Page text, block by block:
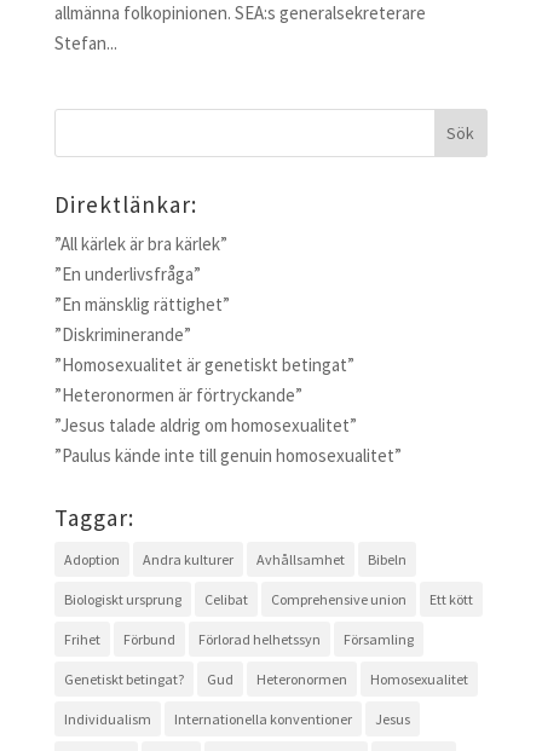
allmänna folkopinionen. SEA:s generalsekreterare
Stefan...
Direktlänkar:
”All kärlek är bra kärlek”
”En underlivsfråga”
”En mänsklig rättighet”
”Diskriminerande”
”Homosexualitet är genetiskt betingat”
”Heteronormen är förtryckande”
”Jesus talade aldrig om homosexualitet”
”Paulus kände inte till genuin homosexualitet”
Taggar:
Adoption Andra kulturer Avhållsamhet Bibeln
Biologiskt ursprung Celibat Comprehensive union Ett kött
Frihet Förbund Förlorad helhetssyn Församling
Genetiskt betingat? Gud Heteronormen Homosexualitet
Individualism Internationella konventioner Jesus